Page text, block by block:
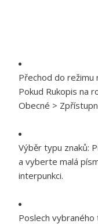
Přechod do režimu
Pokud Rukopis na
Obecné >
Výběr typu znaků:
a vyberte malá
interpunkci.
Poslech vybraného